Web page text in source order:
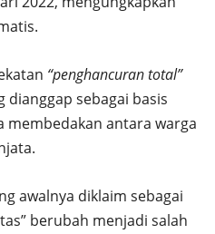
“penghancuran total”
sebagai basis
membedakan antara warga
awalnya diklaim sebagai
berubah menjadi salah